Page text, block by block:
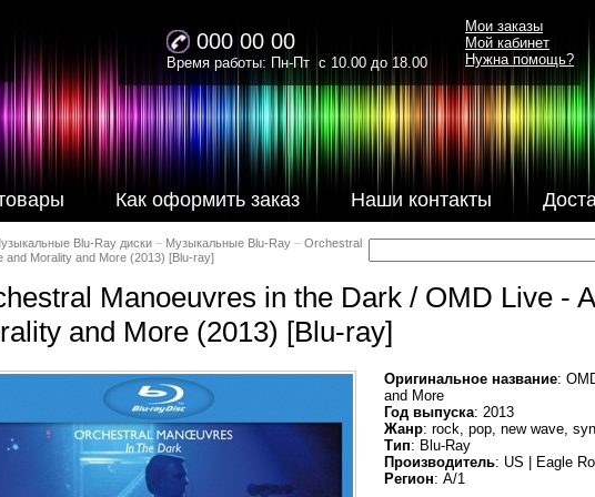
000 00 00
Время работы: Пн-Пт с 10.00 до 18.00
Как оформить заказ Наши контакты
Мои заказы
Мой кабинет
Нужна помощь?
Blu-Ray диски – Музыкальные Blu-Ray – Orchestral
Morality and More (2013) [Blu-ray]
Manoeuvres in the Dark / OMD Live -
and More (2013) [Blu-ray]
Оригинальное название:
and More
Год выпуска: 2013
Жанр: rock, pop, new wave,
Тип: Blu-Ray
Производитель: US | Eagle
Регион: A/1